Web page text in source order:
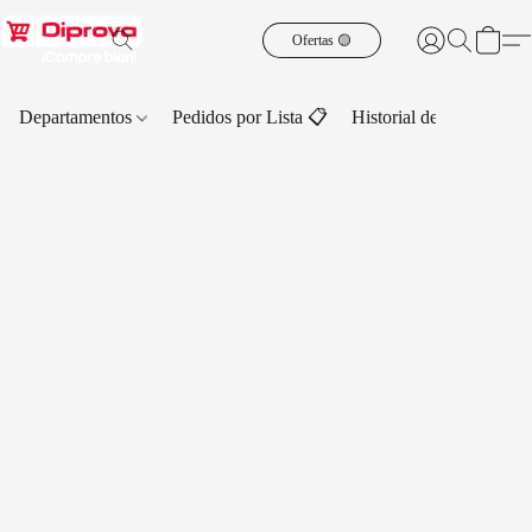
Ofertas 🟡
Departamentos Pedidos por Lista 📋 Historial de Pedidos